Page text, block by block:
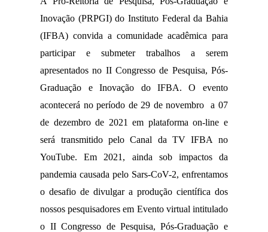
Inovação (PRPGI) do Instituto Federal da Bahia
(IFBA) convida a comunidade acadêmica para
participar e submeter trabalhos a serem
apresentados no II Congresso de Pesquisa, Pós-
Graduação e Inovação do IFBA. O evento
acontecerá no período de 29 de novembro  a 07
de dezembro de 2021 em plataforma on-line e
será transmitido pelo Canal da TV IFBA no
YouTube. Em 2021, ainda sob impactos da
pandemia causada pelo Sars-CoV-2, enfrentamos
o desafio de divulgar a produção científica dos
nossos pesquisadores em Evento virtual intitulado
o II Congresso de Pesquisa, Pós-Graduação e